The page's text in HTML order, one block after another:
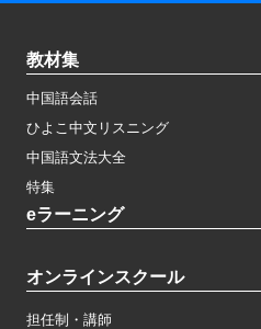
教材集
中国語会話
ひよこ中文リスニング
中国語文法大全
特集
eラーニング
オンラインスクール
担任制・講師